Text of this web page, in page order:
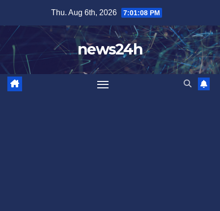
content
Thu. Aug 6th, 2026 7:01:09 PM
news24h